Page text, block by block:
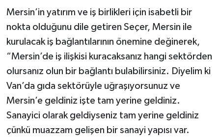
Mersin’in yatırım ve iş birlikleri için isabetli bir
nokta olduğunu dile getiren Seçer, Mersin ile
kurulacak iş bağlantılarının önemine değinerek,
“Mersin’de iş ilişkisi kuracaksanız hangi sektörden
olursanız olun bir bağlantı bulabilirsiniz. Diyelim ki
Van’da gıda sektörüyle uğraşıyorsunuz ve
Mersin’e geldiniz işte tam yerine geldiniz.
Sanayici olarak geldiyseniz tam yerine geldiniz
çünkü muazzam gelişen bir sanayi yapısı var.